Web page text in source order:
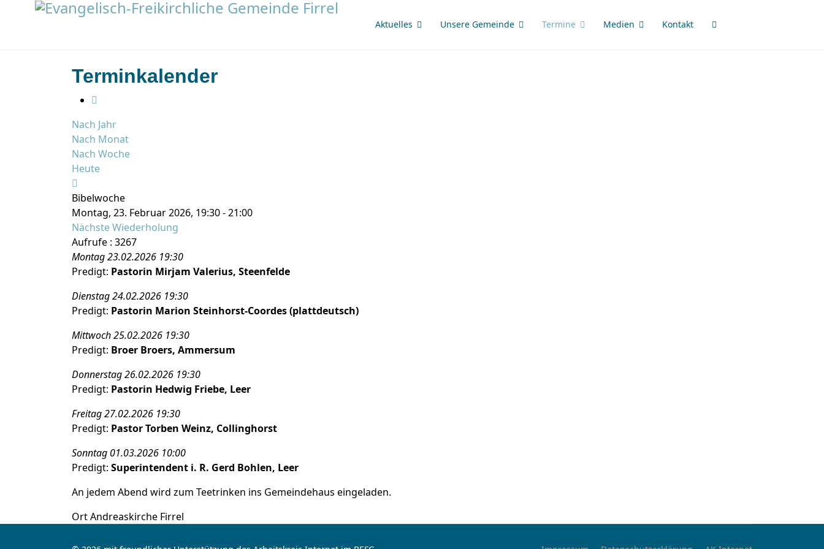
Aktuelles Unsere Gemeinde Termine Medien Kontakt
Terminkalender
Nach Jahr
Nach Monat
Nach Woche
Heute
Bibelwoche
Montag, 23. Februar 2026, 19:30 - 21:00
Nächste Wiederholung
Aufrufe : 3267
Montag 23.02.2026 19:30
Predigt: Pastorin Mirjam Valerius, Steenfelde
Dienstag 24.02.2026 19:30
Predigt: Pastorin Marion Steinhorst-Coordes (plattdeutsch)
Mittwoch 25.02.2026 19:30
Predigt: Broer Broers, Ammersum
Donnerstag 26.02.2026 19:30
Predigt: Pastorin Hedwig Friebe, Leer
Freitag 27.02.2026 19:30
Predigt: Pastor Torben Weinz, Collinghorst
Sonntag 01.03.2026 10:00
Predigt: Superintendent i. R. Gerd Bohlen, Leer
An jedem Abend wird zum Teetrinken ins Gemeindehaus eingeladen.
OrtAndreaskirche Firrel